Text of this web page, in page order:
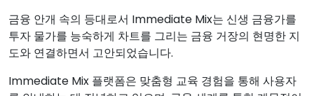
금융 안개 속의 등대로서 Immediate Mix는 신생 금융가를
투자 물가를 능숙하게 차트를 그리는 금융 거장의 현명한 지
도와 연결하면서 고안되었습니다.
Immediate Mix 플랫폼은 맞춤형 교육 경험을 통해 사용자